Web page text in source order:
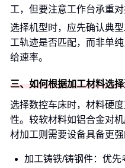
工，但要注意工作台承重对
选择机型时，应先确认典
工轨迹是否匹配，而非单
给速率。
三、如何根据加工材料选择
选择数控车床时，材料硬
性。较软材料如铝合金对
材加工则需要设备具备更
加工铸铁/铸钢件：优先